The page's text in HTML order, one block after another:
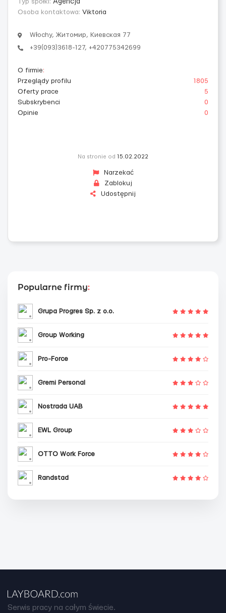
Typ spółki: Agencja
Osoba kontaktowa: Viktoria
Włochy, Житомир, Киевская 77
+39(093)3618-127, +420775342699
O firmie:
Przeglądy profilu
1805
Oferty prace
5
Subskrybenci
0
Opinie
0
Na stronie od 15.02.2022
Narzekać
Zablokuj
Udostępnij
Popularne firmy:
Grupa Progres Sp. z o.o.
Group Working
Pro-Force
Gremi Personal
Nostrada UAB
EWL Group
OTTO Work Force
Randstad
Serwis pracy na całym świecie.